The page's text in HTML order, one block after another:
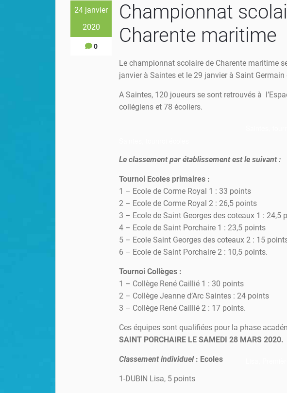
24 janvier
2020
0
Championnat
Charente maritime
Le championnat scolaire de Charente maritime
janvier à Saintes et le 29 janvier à Saint Germain
A Saintes, 120 joueurs se sont retrouvés à
collégiens et 78 écoliers.
Le classement par établissement est le suivant :
Tournoi Ecoles primaires :
1 – Ecole de Corme Royal 1 : 33 points
2 – Ecole de Corme Royal 2 : 26,5 points
3 – Ecole de Saint Georges des coteaux 1 : 24,5
4 – Ecole de Saint Porchaire 1 : 23,5 points
5 – Ecole Saint Georges des coteaux 2 : 15
6 – Ecole de Saint Porchaire 2 : 10,5 points.
Tournoi Collèges :
1 – Collège René Caillié 1 : 30 points
2 – Collège Jeanne d’Arc Saintes : 24 points
3 – Collège René Caillié 2 : 17 points.
Ces équipes sont qualifiées pour la phase
SAINT PORCHAIRE LE SAMEDI 28 MARS 2020.
Classement individuel: Ecoles
1-DUBIN Lisa, 5 points